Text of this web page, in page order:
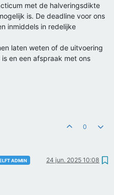
met de halveringsdikte
is. De deadline voor ons
inmiddels in redelijke
laten weten of de uitvoering
en een afspraak met ons
0
ADMIN 24 jun. 2025 10:08